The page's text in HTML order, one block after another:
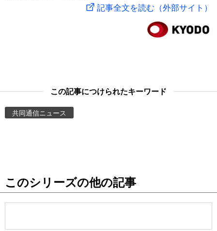
東京
記事全文を読む（外部サイト）
この記事につけられたキーワード
共同通信ニュース
このシリーズの他の記事